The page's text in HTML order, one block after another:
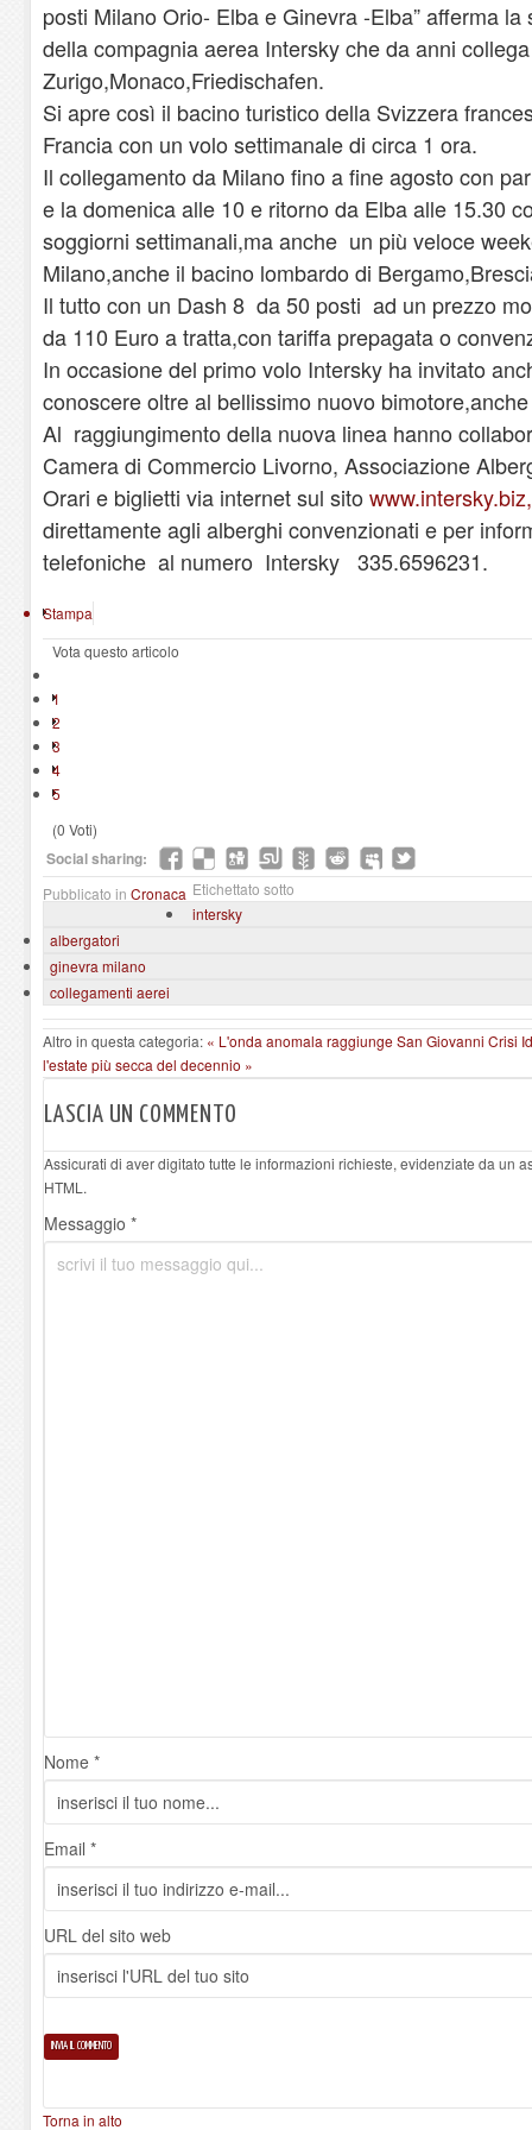
posti Milano Orio- Elba e Ginevra -Elba” afferma
della compagnia aerea Intersky che da anni collega
Zurigo,Monaco,Friedischafen.
Si apre così il bacino turistico della Svizzera
Francia con un volo settimanale di circa 1 ora.
Il collegamento da Milano fino a fine agosto con
e la domenica alle 10 e ritorno da Elba alle 15.30
soggiorni settimanali,ma anche un più veloce
Milano,anche il bacino lombardo di
Il tutto con un Dash 8 da 50 posti ad un prezzo
da 110 Euro a tratta,con tariffa prepagata o
In occasione del primo volo Intersky ha invitato
conoscere oltre al bellissimo nuovo
Al raggiungimento della nuova linea hanno
Camera di Commercio Livorno, Associazione
Orari e biglietti via internet sul sito
direttamente agli alberghi convenzionati e per
telefoniche al numero Intersky 335.6596231.
Stampa
Vota questo articolo
1
2
3
4
5
(0 Voti)
Social sharing:
Pubblicato in Cronaca Etichettato sotto
intersky
albergatori
ginevra milano
collegamenti aerei
Altro in questa categoria: « L'onda anomala raggiunge San Giovanni Crisi
l'estate più secca del decennio »
LASCIA UN COMMENTO
Assicurati di aver digitato tutte le informazioni richieste, evidenziate da un
HTML.
Messaggio *
Nome *
Email *
URL del sito web
Torna in alto